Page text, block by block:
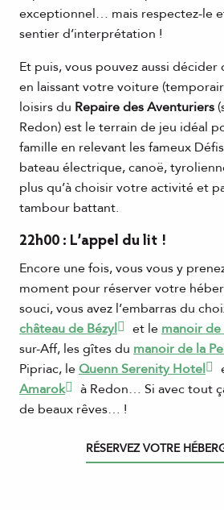
exceptionnel… mais respectez-le
sentier d’interprétation !
Et puis, vous pouvez aussi
en laissant votre voiture
loisirs du Repaire des Aventuriers
Redon) est le terrain de jeu idéal
famille en relevant les fameux
bateau électrique, canoë,
plus qu’à choisir votre activité et
tambour battant.
22h00 : L’appel du lit !
Encore une fois, vous vous y
moment pour réserver votre
souci, vous avez l’embarras du
château de Bézyl
et le manoir
sur-Aff, les gîtes du manoir de la
Pipriac, leQuenn Serenity Hotel
Amarok
à Redon… Si avec tout
de beaux rêves… !
RÉSERVEZ VOTRE